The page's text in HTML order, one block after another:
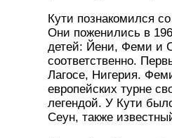
Кути познакомился
Они поженились в
детей: Йени, Феми и
соответственно.
Лагосе, Нигерия.
европейских турне
легендой. У Кути
Сеун, также